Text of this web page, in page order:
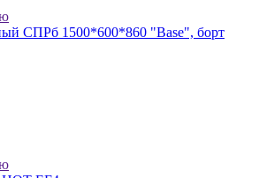
СПРб 1500*600*860 "Base", борт